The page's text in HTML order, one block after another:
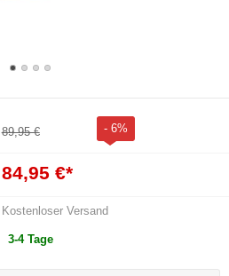
89,95 € - 6%
84,95 €*
Kostenloser Versand
3-4 Tage